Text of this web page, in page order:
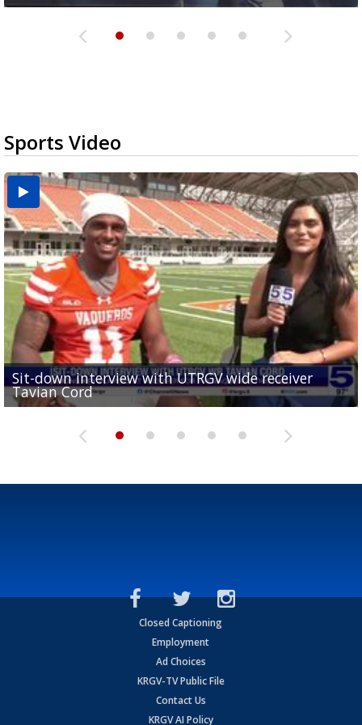
Sports Video
Sit-down interview with UTRGV wide receiver
Tavian Cord
Two-a-Day Tour 2026: Raymondville Bearkats
Two-a-Day Tour 2026: Port Isabel Tarpons
UTRGV football ranks fourth in SLC preseason poll
and receiving votes in...
Two-a-Day Tour 2026: Santa Rosa Warriors
Closed Captioning
Employment
Ad Choices
KRGV-TV Public File
Contact Us
KRGV AI Policy